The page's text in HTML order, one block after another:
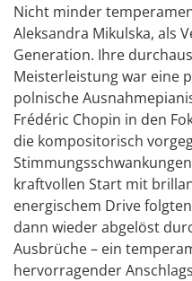
Nicht minder
Aleksandra Mikulska, als
Generation. Ihre
Meisterleistung war eine
polnische
Frédéric Chopin in den
die kompositorisch
kraftvollen Start mit
energischem Drive
dann wieder abgelöst
Ausbrüche – ein
hervorragender